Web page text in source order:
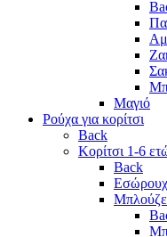
Μαγιό
Ρούχα για κορίτσι
Back
Κορίτσι 1-6
Back